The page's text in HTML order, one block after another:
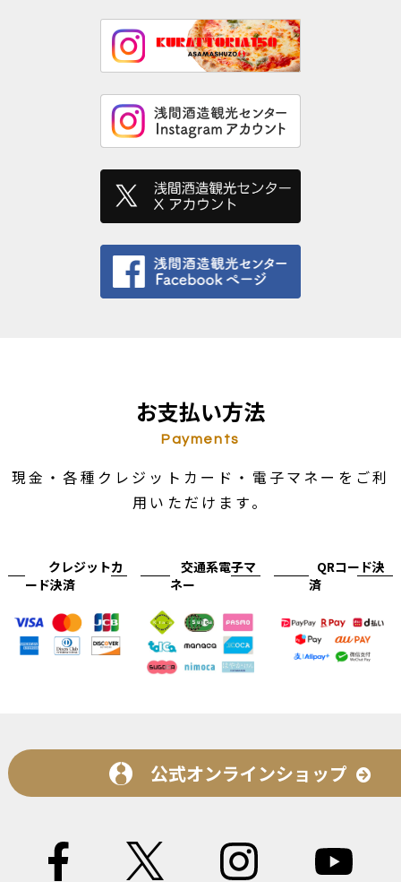
お支払い方法
Payments
現金・各種クレジットカード・電子マネーをご利
用いただけます。
クレジットカ
ード決済
交通系電子マ
ネー
QRコード決
済
公式オンラインショップ